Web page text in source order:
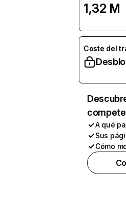
1,32 M
Coste del
A qué
Sus
Cómo